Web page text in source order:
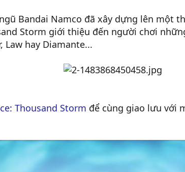
Bandai Namco đã xây dựng lên một
Storm giới thiệu đến người chơi
Law hay Diamante...
Thousand Storm để cùng giao lưu với